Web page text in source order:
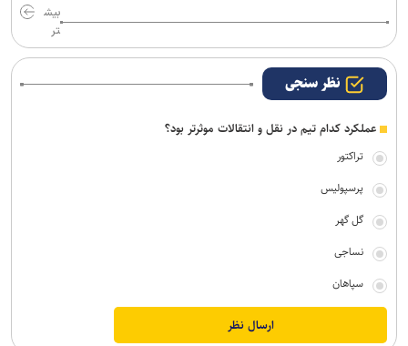
بیش
تر
نظر سنجی
عملکرد کدام تیم در نقل و انتقالات موثرتر بود؟
تراکتور
پرسپولیس
گل گهر
نساجی
سپاهان